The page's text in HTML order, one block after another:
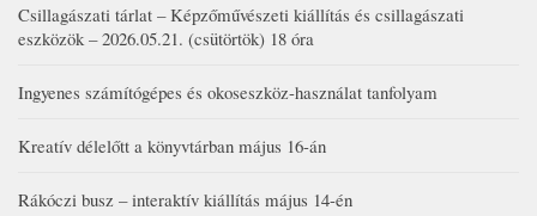
Csillagászati tárlat – Képzőművészeti kiállítás és csillagászati
eszközök – 2026.05.21. (csütörtök) 18 óra
Ingyenes számítógépes és okoseszköz-használat tanfolyam
Kreatív délelőtt a könyvtárban május 16-án
Rákóczi busz – interaktív kiállítás május 14-én